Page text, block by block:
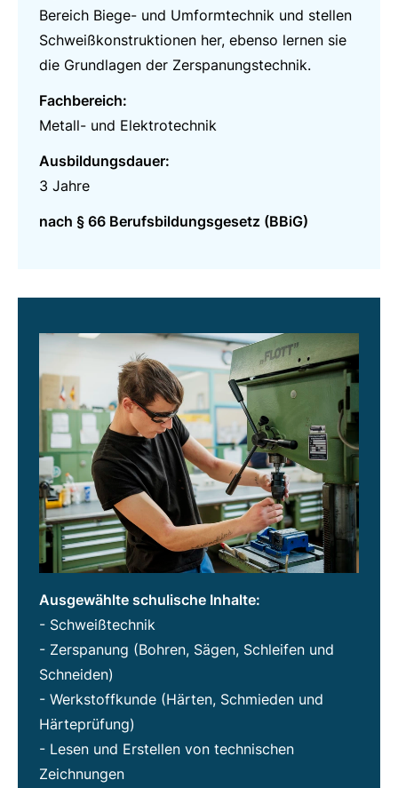
Bereich Biege- und Umformtechnik und stellen
Schweißkonstruktionen her, ebenso lernen sie
die Grundlagen der Zerspanungstechnik.
Fachbereich:
Metall- und Elektrotechnik
Ausbildungsdauer:
3 Jahre
nach § 66 Berufsbildungsgesetz (BBiG)
Ausgewählte schulische Inhalte:
- Schweißtechnik
- Zerspanung (Bohren, Sägen, Schleifen und
Schneiden)
- Werkstoffkunde (Härten, Schmieden und
Härteprüfung)
- Lesen und Erstellen von technischen
Zeichnungen